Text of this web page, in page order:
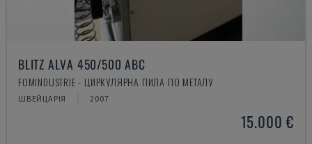
BLITZ ALVA 450/500 ABC
FOMINDUSTRIE - ЦИРКУЛЯРНА ПИЛА ПО МЕТАЛУ
ШВЕЙЦАРІЯ 2007
15.000 €